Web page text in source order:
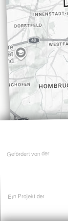
Gefördert von der
Ein Projekt der